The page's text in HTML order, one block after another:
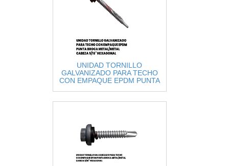
UNIDAD TORNILLO
GALVANIZADO PARA TECHO
CON EMPAQUE EPDM PUNTA